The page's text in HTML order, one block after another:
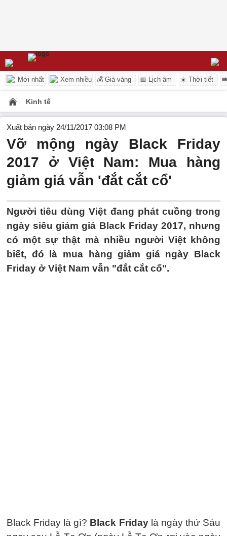
Mới nhất Xem nhiều 💰 Giá vàng 📅 Lịch âm ☀️ Thời tiết
Kinh tế
Xuất bản ngày 24/11/2017 03:08 PM
Vỡ mộng ngày Black Friday
2017 ở Việt Nam: Mua hàng
giảm giá vẫn 'đắt cắt cổ'
Người tiêu dùng Việt đang phát cuồng trong
ngày siêu giảm giá Black Friday 2017, nhưng
có một sự thật mà nhiều người Việt không
biết, đó là mua hàng giảm giá ngày Black
Friday ở Việt Nam vẫn "đắt cắt cổ".
Black Friday là gì? Black Fridaylà ngày thứ Sáu